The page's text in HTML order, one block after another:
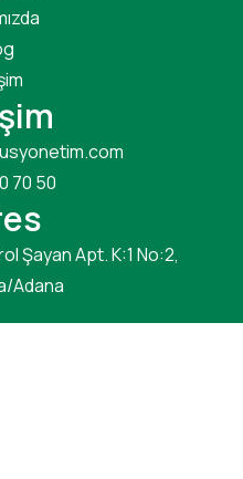
70 50
Şayan Apt. K:1 No:2,
Adana